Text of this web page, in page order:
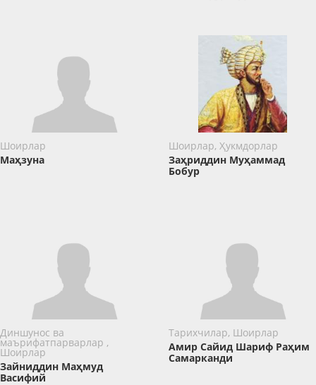
Шоирлар
Маҳзуна
Шоирлар, Ҳукмдорлар
Заҳриддин Муҳаммад
Бобур
Диншунос ва
маърифатпарварлар ,
Шоирлар
Зайниддин Маҳмуд
Васифий
Тарихчилар, Шоирлар
Амир Сайид Шариф Раҳим
Самарканди